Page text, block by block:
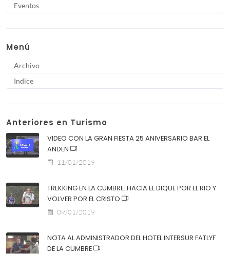
Eventos
Menú
Archivo
Indice
Anteriores en Turismo
VIDEO CON LA GRAN FIESTA 25 ANIVERSARIO BAR EL
ANDEN
11/01/2019
TREKKING EN LA CUMBRE: HACIA EL DIQUE POR EL RIO Y
VOLVER POR EL CRISTO
09/01/2019
NOTA AL ADMINISTRADOR DEL HOTEL INTERSUR FATLYF
DE LA CUMBRE